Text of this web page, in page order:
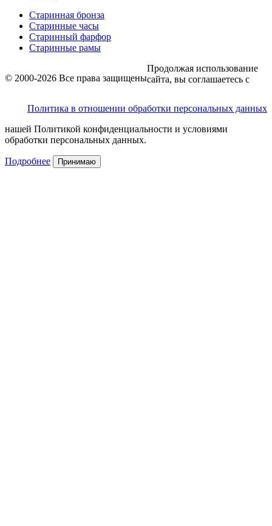
Старинная бронза
Старинные часы
Старинный фарфор
Старинные рамы
© 2000-2026 Все права защищены
Политика в отношении обработки персональных данных
Продолжая использование
сайта, вы соглашаетесь с
нашей Политикой конфиденциальности и условиями
обработки персональных данных.
Подробнее Принимаю